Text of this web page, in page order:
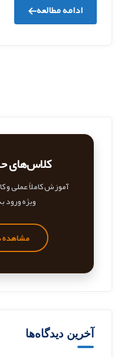
ادامه مطالعه
کلاس‌های
آموزش کاملاً عملی و
ویژه ورود
مشاهده
آخرین دیدگاه‌ها